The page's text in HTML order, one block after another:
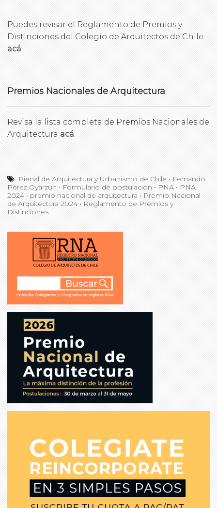
Puedes revisar el Reglamento de Premios y
Distinciones del Colegio de Arquitectos de Chile
acá.
Premios Nacionales de Arquitectura
Revisa la lista completa de Premios Nacionales de
Arquitectura acá.
Bienal de Arquitectura y Urbanismo de Chile • Fernando
Pérez Oyarzún • Formulario de postulación • PNA • PNA
2024 • premio nacional de arquitectura • Premio Nacional
de Arquitectura 2024 • Reglamento de Premios y
Distinciones